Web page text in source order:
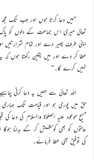
’’میں دعا کرتا ہوں اور جب تک
تعالیٰ میری اس جماعت کے دلوں کو
اپنی طرف پھیر دے اور تمام شرارتیں
عطا کر دے اور میں یقین رکھتا ہوں کہ
نہیں کرے گا۔‘‘
اللہ تعالیٰ سے ہمیں یہ دعا کرنی
حق میں پوری ہو اور قیامت تک
مسیح موعود علیہ الصلوٰة والسلام کی
حالتوں کو بھی کوشش کر کے بدلنا ہوگا
کی توفیق بھی عطا فرمائے۔